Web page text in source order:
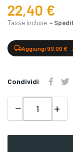
22,40 €
Tasse incluse
Aggiungi 99,00 €
Condividi